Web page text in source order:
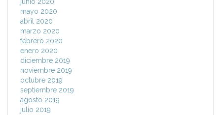
mayo 2020
abril 2020
marzo 2020
febrero 2020
enero 2020
diciembre 2019
noviembre 2019
octubre 2019
septiembre 2019
agosto 2019
julio 2019